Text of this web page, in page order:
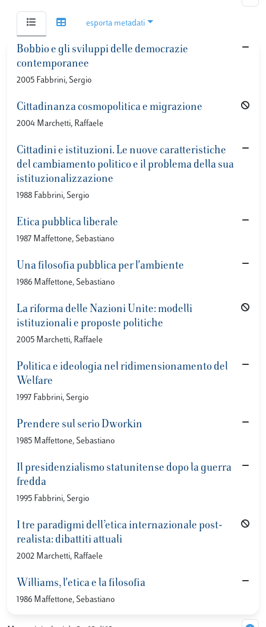
esporta metadati
Bobbio e gli sviluppi delle democrazie
contemporanee
2005 Fabbrini, Sergio
Cittadinanza cosmopolitica e migrazione
2004 Marchetti, Raffaele
Cittadini e istituzioni. Le nuove caratteristiche
del cambiamento politico e il problema della sua
istituzionalizzazione
1988 Fabbrini, Sergio
Etica pubblica liberale
1987 Maffettone, Sebastiano
Una filosofia pubblica per l'ambiente
1986 Maffettone, Sebastiano
La riforma delle Nazioni Unite: modelli
istituzionali e proposte politiche
2005 Marchetti, Raffaele
Politica e ideologia nel ridimensionamento del
Welfare
1997 Fabbrini, Sergio
Prendere sul serio Dworkin
1985 Maffettone, Sebastiano
Il presidenzialismo statunitense dopo la guerra
fredda
1995 Fabbrini, Sergio
I tre paradigmi dell’etica internazionale post-
realista: dibattiti attuali
2002 Marchetti, Raffaele
Williams, l'etica e la filosofia
1986 Maffettone, Sebastiano